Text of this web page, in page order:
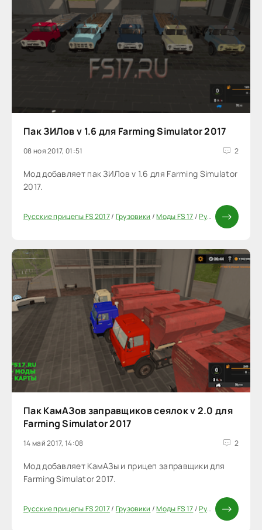
Пак ЗИЛов v 1.6 для Farming Simulator 2017
08 ноя 2017, 01:51 2
Мод добавляет пак ЗИЛов v 1.6 для Farming Simulator
2017.
Русские прицепы FS 2017/ Грузовики /Моды FS 17/Русские моды для FS 17
Пак КамАЗов заправщиков сеялок v 2.0 для
Farming Simulator 2017
14 май 2017, 14:08 2
Мод добавляет КамАЗы и прицеп заправщики для
Farming Simulator 2017.
Русские прицепы FS 2017/ Грузовики /Моды FS 17/Русские моды для FS 17